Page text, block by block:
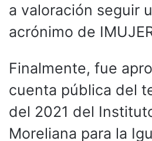
a valoración seguir
acrónimo de
Finalmente, fue
cuenta pública del
del 2021 del
Moreliana para la